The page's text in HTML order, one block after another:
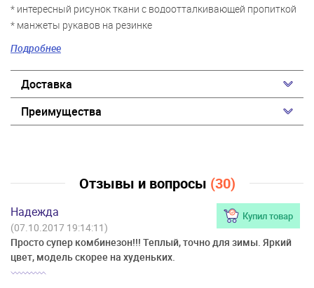
* интересный рисунок ткани с водоотталкивающей пропиткой
* манжеты рукавов на резинке
планка на липучке
* низ брючин на резинке
* внутренняя сторона брючин из более плотной усиленной
ткани
* отстегивающаяся резинка на пуговицах по низу брюк,
Подробнее
Доставка
Преимущества
Отзывы и вопросы (30)
Надежда Купил товар
(07.10.2017 19:14:11)
Просто супер комбинезон!!! Теплый, точно для зимы. Яркий
цвет, модель скорее на худеньких.